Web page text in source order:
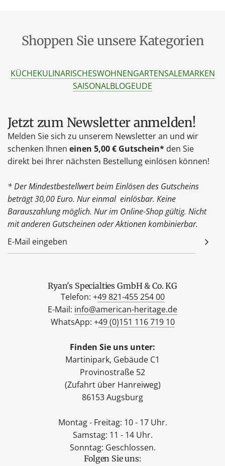
Shoppen Sie unsere Kategorien
KÜCHEKULINARISCHESWOHNENGARTENSALEMARKEN
SAISONALBLOGEUDE
Jetzt zum Newsletter anmelden!
Melden Sie sich zu unserem Newsletter an und wir
schenken Ihnen einen 5,00 € Gutschein* den Sie
direkt bei Ihrer nächsten Bestellung einlösen können!
* Der Mindestbestellwert beim Einlösen des Gutscheins
beträgt 30,00 Euro. Nur einmal einlösbar. Keine
Barauszahlung möglich. Nur im Online-Shop gültig. Nicht
mit anderen Gutscheinen oder Aktionen kombinierbar.
Ryan's Specialties GmbH & Co. KG
Telefon: +49 821-455 254 00
E-Mail: info@american-heritage.de
WhatsApp: +49 (0)151 116 719 10
Finden Sie uns unter:
Martinipark, Gebäude C1
Provinostraße 52
(Zufahrt über Hanreiweg)
86153 Augsburg
Montag - Freitag: 10 - 17 Uhr.
Samstag: 11 - 14 Uhr.
Sonntag: Geschlossen.
Folgen Sie uns: